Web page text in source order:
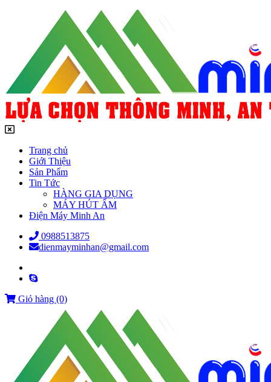
Trang chủ
Giới Thiệu
Sản Phẩm
Tin Tức
HÀNG GIA DỤNG
MÁY HÚT ẨM
Điện Máy Minh An
0988513875
dienmayminhan@gmail.com
Giỏ hàng (0)